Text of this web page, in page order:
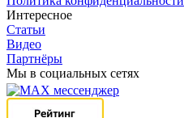
Интересное
Статьи
Видео
Партнёры
Мы в социальных сетях